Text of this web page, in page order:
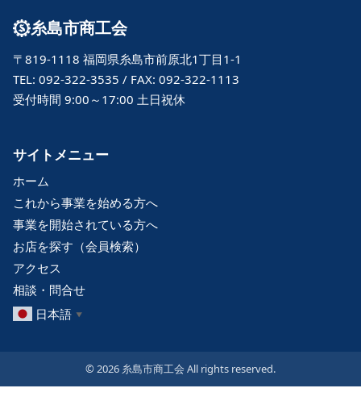
糸島市商工会
〒819-1118 福岡県糸島市前原北1丁目1-1
TEL: 092-322-3535 / FAX: 092-322-1113
受付時間 9:00～17:00 土日祝休
サイトメニュー
ホーム
これから事業を始める方へ
事業を開始されている方へ
お店を探す（会員検索）
アクセス
相談・問合せ
日本語 ▼
© 2026 糸島市商工会 All rights reserved.